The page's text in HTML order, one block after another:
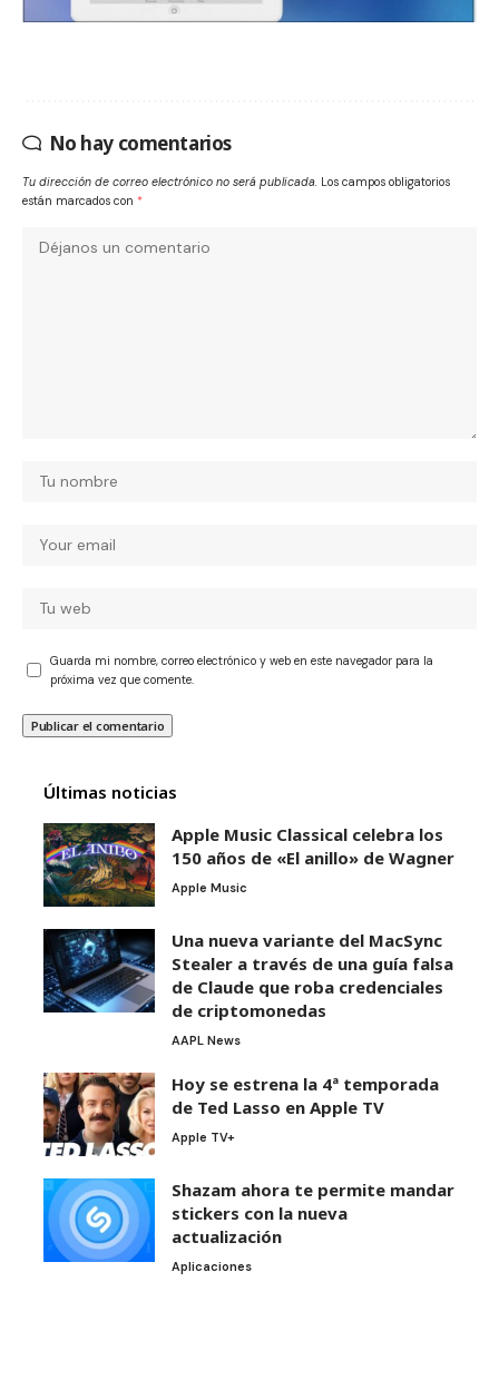
No hay comentarios
Tu dirección de correo electrónico no será publicada. Los campos obligatorios
están marcados con *
Guarda mi nombre, correo electrónico y web en este navegador para la
próxima vez que comente.
Últimas noticias
Apple Music Classical celebra los
150 años de «El anillo» de Wagner
Apple Music
Una nueva variante del MacSync
Stealer a través de una guía falsa
de Claude que roba credenciales
de criptomonedas
AAPL News
Hoy se estrena la 4ª temporada
de Ted Lasso en Apple TV
Apple TV+
Shazam ahora te permite mandar
stickers con la nueva
actualización
Aplicaciones